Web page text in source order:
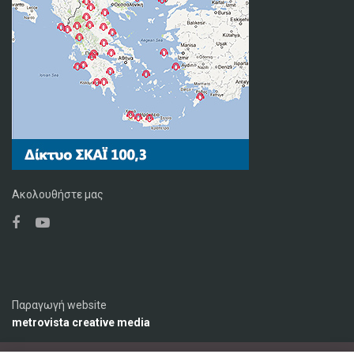
Ακολουθήστε μας
Παραγωγή website
metrovista creative media